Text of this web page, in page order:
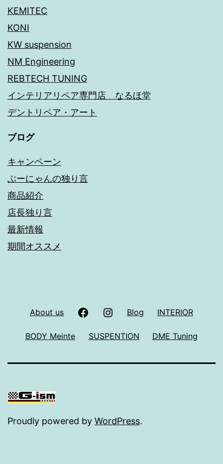
KEMITEC
KONI
KW suspension
NM Engineering
REBTECH TUNING
インテリアリペア専門店 なるほ堂
デントリペア・アート
ブログ
キャンペーン
ぶーにゃんの独り言
商品紹介
店長独り言
最新情報
期間オススメ
About us facebookInstagram
Blog INTERIOR
BODY Meinte SUSPENTION DME Tuning
Proudly powered by WordPress.